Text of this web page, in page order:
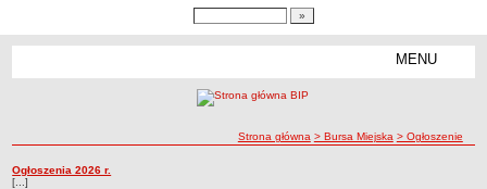
MENU
Zespoły Szkół
ścieżka nawigacji
Strona główna > Bursa Miejska > Ogłoszenie
Ogłoszenie
Ogłoszenie
Ogłoszenia 2026 r.
[...]